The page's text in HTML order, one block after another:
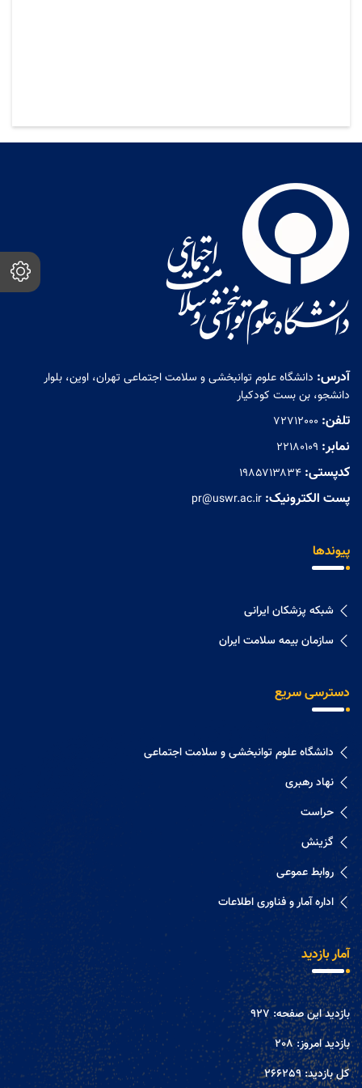
آدرس: دانشگاه علوم توانبخشی و سلامت اجتماعی تهران، اوین، بلوار
دانشجو، بن بست کودکیار
تلفن: 72712000
نمابر: ۲۲۱۸۰۱۰۹
کدپستی: ۱۹۸۵۷۱۳۸۳۴
پست الکترونیک: pr@uswr.ac.ir
پیوندها
شبکه پزشکان ایرانی
سازمان بیمه سلامت ایران
دسترسی سریع
دانشگاه علوم توانبخشی و سلامت اجتماعی
نهاد رهبری
حراست
گزینش
روابط عموعی
اداره آمار و فناوری اطلاعات
آمار بازدید
بازدید این صفحه:927
بازدید امروز:208
کل بازدید:266259